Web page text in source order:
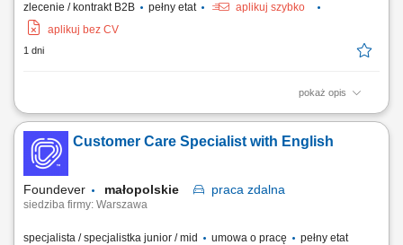
zlecenie / kontrakt B2B
pełny etat
aplikuj szybko
aplikuj bez CV
1 dni
pokaż opis
Opis stanowiska: Nadzór nad sprawną organizacją pracy oddziału.
Wsparcie zespołu w codziennych obowiązkach oraz koordynacja
działań operacyjnych. Obsługa bieżących spraw administracyjnych.
Dbanie o prawidłową komunikację wewnątrz oddziału. Współpraca z
innymi działami firmy w...
Customer Care Specialist with English
Foundever małopolskie praca zdalna
siedziba firmy: Warszawa
specjalista / specjalistka junior / mid umowa o pracę
pełny etat